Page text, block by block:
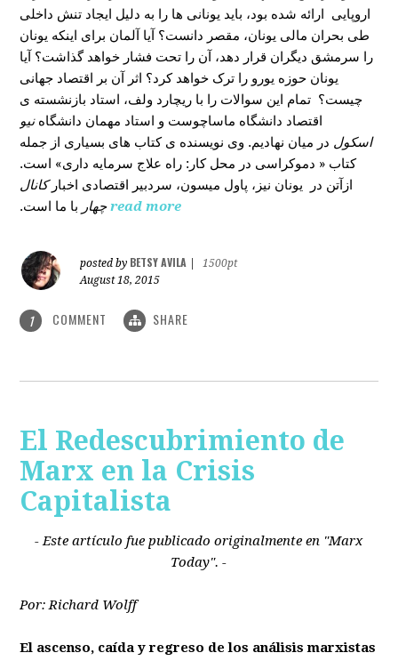
اروپایی ارائه شده بود، باید یونانی ها را به دلیل ایجاد تنش داخلی
طی بحران مالی یونان، مقصر دانست؟ آیا آلمان برای اینکه یونان
را سرمشق دیگران قرار دهد، آن را تحت فشار خواهد گذاشت؟ آیا
یونان حوزه یورو را ترک خواهد کرد؟ اثر آن بر اقتصاد جهانی
چیست؟ تمام این سوالات را با ریچارد ولف، استاد بازنشسته ی
اقتصاد دانشگاه ماساچوست و استاد مهمان دانشگاهنیو
اسکول در میان نهادیم. وی نویسنده ی کتاب های بسیاری از جمله
کتاب « دموکراسی در محل کار: راه علاج سرمایه داری» است.
ازآتن در یونان نیز، پاول میسون، سردبیر اقتصادی اخبارکانال
چهار با ما است. read more
posted by BETSY AVILA
1500pt
August 18, 2015
1 COMMENT SHARE
El Redescubrimiento de
Marx en la Crisis
Capitalista
- Este artículo fue publicado originalmente en "Marx
Today". -
Por: Richard Wolff
El ascenso, caída y regreso de los análisis marxistas